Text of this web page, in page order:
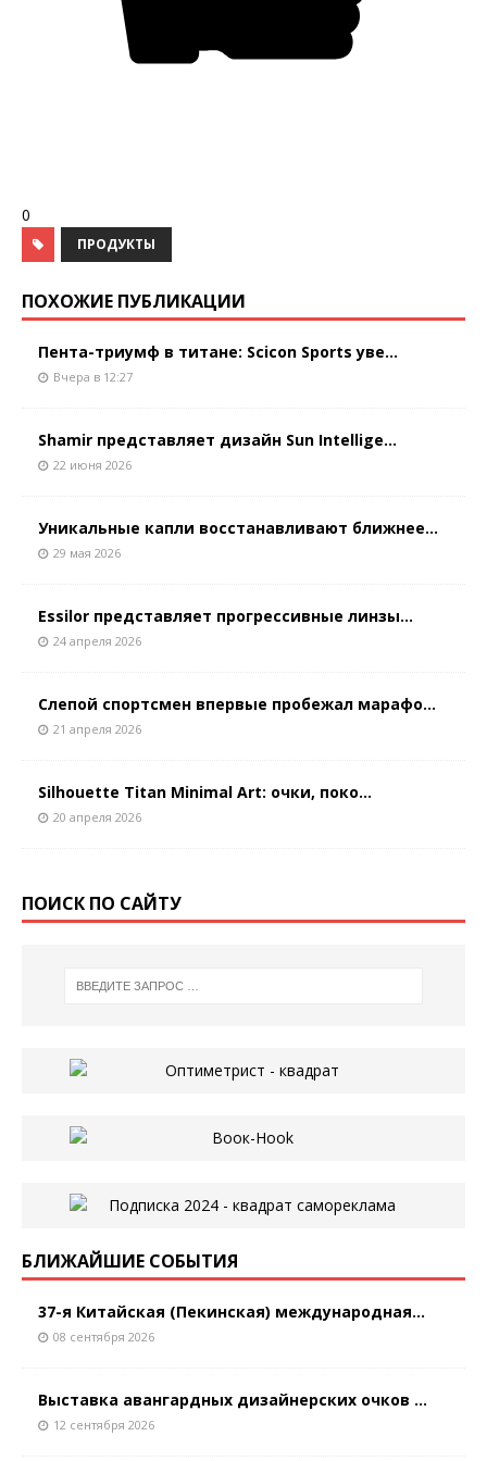
0
ПРОДУКТЫ
ПОХОЖИЕ ПУБЛИКАЦИИ
Пента-триумф в титане: Scicon Sports уве...
Вчера в 12:27
Shamir представляет дизайн Sun Intellige...
22 июня 2026
Уникальные капли восстанавливают ближнее...
29 мая 2026
Essilor представляет прогрессивные линзы...
24 апреля 2026
Слепой спортсмен впервые пробежал марафо...
21 апреля 2026
Silhouette Titan Minimal Art: очки, поко...
20 апреля 2026
ПОИСК ПО САЙТУ
БЛИЖАЙШИЕ СОБЫТИЯ
37-я Китайская (Пекинская) международная...
08 сентября 2026
Выставка авангардных дизайнерских очков ...
12 сентября 2026